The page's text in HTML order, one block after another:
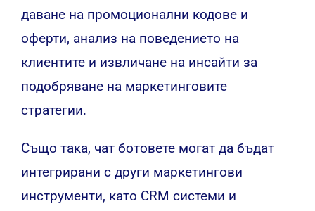
даване на промоционални кодове и
оферти, анализ на поведението на
клиентите и извличане на инсайти за
подобряване на маркетинговите
стратегии.
Също така, чат ботовете могат да бъдат
интегрирани с други маркетингови
инструменти, като CRM системи и